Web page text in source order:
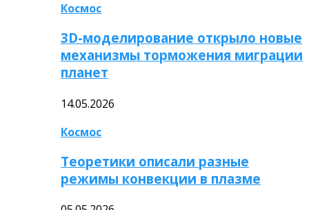
Космос
3D-моделирование открыло новые
механизмы торможения миграции
планет
14.05.2026
Космос
Теоретики описали разные
режимы конвекции в плазме